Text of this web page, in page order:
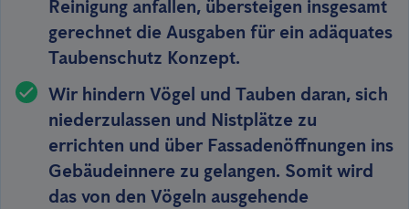
Reinigung anfallen, übersteigen insgesamt
gerechnet die Ausgaben für ein adäquates
Taubenschutz Konzept.
Wir hindern Vögel und Tauben daran, sich
niederzulassen und Nistplätze zu
errichten und über Fassadenöffnungen ins
Gebäudeinnere zu gelangen. Somit wird
das von den Vögeln ausgehende